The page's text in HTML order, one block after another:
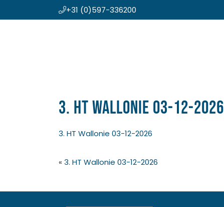
+31 (0)597-336200
3. HT Wallonie 03-12-2026
3. HT Wallonie 03-12-2026
« 3. HT Wallonie 03-12-2026